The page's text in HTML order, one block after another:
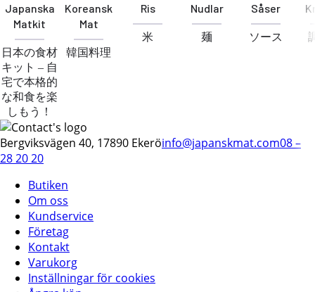
Japanska
Matkit
日本の食材
キット – 自
宅で本格的
な和食を楽
しもう！
Koreansk
Mat
韓国料理
Ris
米
Nudlar
麺
Såser
ソース
Bergviksvägen 40, 17890 Ekeröinfo@japanskmat.com08 –
28 20 20
Butiken
Om oss
Kundservice
Företag
Kontakt
Varukorg
Inställningar för cookies